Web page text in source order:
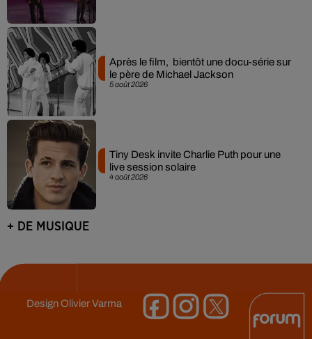
5 août 2026
Après le film, bientôt une docu-série sur
le père de Michael Jackson
4 août 2026
Tiny Desk invite Charlie Puth pour une
live session solaire
+ DE MUSIQUE
DesignOlivier Varma